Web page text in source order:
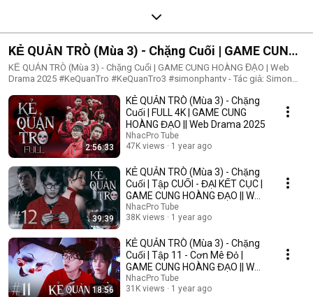
KẺ QUẢN TRÒ (Mùa 3) - Chặng Cuối | GAME CUNG
HOÀNG ĐẠO | Web Drama 2025
KẺ QUẢN TRÒ (Mùa 3) - Chặng Cuối | GAME CUNG HOÀNG ĐẠO | Web
Drama 2025 #KeQuanTro #KeQuanTro3 #simonphantv - Tác giả: Simon
Khánh Duy ► Một trò chơi kỳ lạ, với mức thưởng tiền tỷ. Một trò chơi
mang hơi hướng của show truyền hình thực tế, nhưng dần trở nên đen tối
hơn quà từng vòng. Ai sẽ là người chiến thắng cuối cùng?. Mục đích của
KẺ QUẢN TRÒ là gì?. Và gương mặt đằng sau chiếc mặt nạ. Tất cả sẽ tiết
lộ trong seri web drama KẺ QUẢN TRÒ (Mùa 3) Simon Phan _ Anh trai
Simon Huỳnh Nhựt _ Diễn viên Huỳnh Nhựt Bnat _ Ca sĩ Bnat Bảo Ngân _
Cô giáo Bảo Ngân Trúc _ TikToker Trúc Khánh Duy _ Nghệ sĩ Khánh Duy
Simon Phan _ Em trai Cá Hồi
2:56:33
KẺ QUẢN TRÒ (Mùa 3) - Chặng
Cuối | FULL 4K | GAME CUNG
HOÀNG ĐẠO || Web Drama 2025
NhacPro Tube
47K views
1 year ago
39:39
KẺ QUẢN TRÒ (Mùa 3) - Chặng
Cuối | Tập CUỐI - ĐẠI KẾT CỤC |
GAME CUNG HOÀNG ĐẠO || Web
Drama 2025
NhacPro Tube
38K views
1 year ago
18:56
KẺ QUẢN TRÒ (Mùa 3) - Chặng
Cuối | Tập 11 - Cơn Mê Đỏ |
GAME CUNG HOÀNG ĐẠO || Web
Drama 2025
NhacPro Tube
31K views
1 year ago